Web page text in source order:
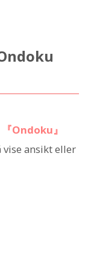
『Ondoku』
ansikt eller